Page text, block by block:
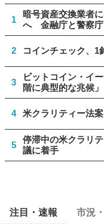
1
暗号資産交換業者
へ 金融庁と警察庁
2 コインチェック、1
3
ビットコイン・イ
階に典型的な兆候
4 米クラリティー法
5
停滞中の米クラリ
議に着手
注目・速報 市況